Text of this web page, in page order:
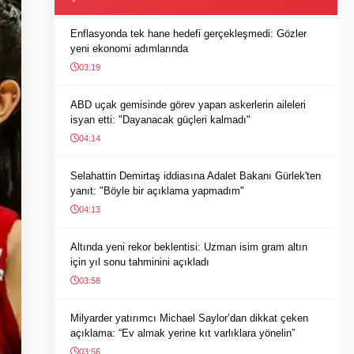
Enflasyonda tek hane hedefi gerçekleşmedi: Gözler
yeni ekonomi adımlarında
03:19
ABD uçak gemisinde görev yapan askerlerin aileleri
isyan etti: "Dayanacak güçleri kalmadı"
04:14
Selahattin Demirtaş iddiasına Adalet Bakanı Gürlek'ten
yanıt: "Böyle bir açıklama yapmadım"
04:13
Altında yeni rekor beklentisi: Uzman isim gram altın
için yıl sonu tahminini açıkladı
03:58
Milyarder yatırımcı Michael Saylor’dan dikkat çeken
açıklama: “Ev almak yerine kıt varlıklara yönelin”
03:56